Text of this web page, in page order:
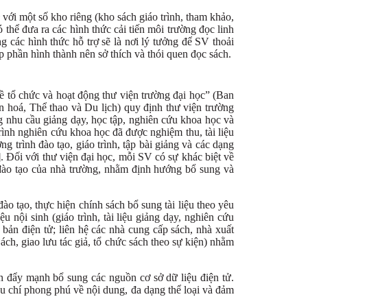
một số kho riêng (kho sách giáo trình, tham khảo,
đưa ra các hình thức cải tiến môi trường đọc linh
các hình thức hỗ trợ sẽ là nơi lý tưởng để SV thoải
hình thành nên sở thích và thói quen đọc sách.
tổ chức và hoạt động thư viện trường đại học” (Ban
Thể thao và Du lịch) quy định thư viện trường
cầu giảng dạy, học tập, nghiên cứu khoa học và
nghiên cứu khoa học đã được nghiệm thu, tài liệu
trình đào tạo, giáo trình, tập bài giảng và các dạng
Đối với thư viện đại học, mỗi SV có sự khác biệt về
tạo của nhà trường, nhằm định hướng bổ sung và
tạo, thực hiện chính sách bổ sung tài liệu theo yêu
nội sinh (giáo trình, tài liệu giảng dạy, nghiên cứu
điện tử; liên hệ các nhà cung cấp sách, nhà xuất
giao lưu tác giả, tổ chức sách theo sự kiện) nhằm
mạnh bổ sung các nguồn cơ sở dữ liệu điện tử.
chí phong phú về nội dung, đa dạng thể loại và đảm